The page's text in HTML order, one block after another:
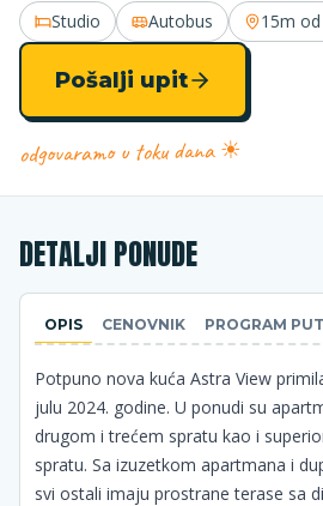
Studio Autobus 15m
Pošalji upit
odgovaramo u toku dana ☀
DETALJI PONUDE
OPIS CENOVNIK PROGRAM
Potpuno nova kuća Astra View
julu 2024. godine. U ponudi su
drugom i trećem spratu kao i
spratu. Sa izuzetkom apartmana i
svi ostali imaju prostrane terase sa